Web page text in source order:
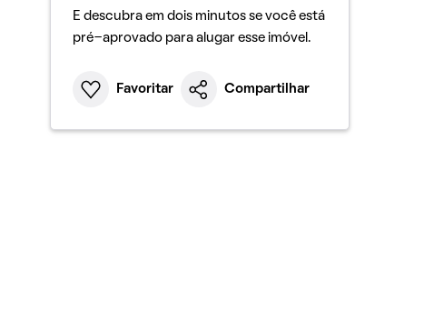
E descubra em dois minutos se você está
pré-aprovado para alugar esse imóvel.
Favoritar Compartilhar